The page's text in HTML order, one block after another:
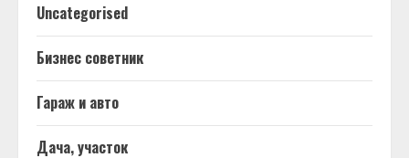
Uncategorised
Бизнес советник
Гараж и авто
Дача, участок